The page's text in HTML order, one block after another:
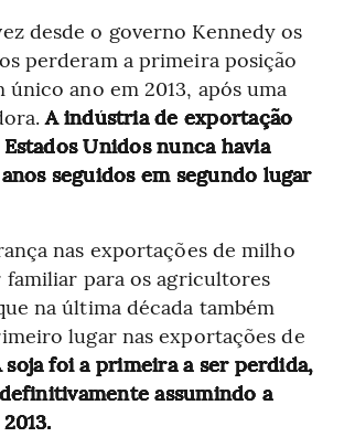
desde o governo Kennedy os
perderam a primeira posição
ano em 2013, após uma
A indústria de exportação
Unidos nunca havia
seguidos em segundo lugar
nas exportações de milho
para os agricultores
na última década também
lugar nas exportações de
soja foi a primeira a ser perdida,
assumindo a